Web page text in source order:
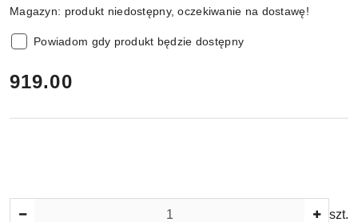
Magazyn: produkt niedostępny, oczekiwanie na dostawę!
Powiadom gdy produkt będzie dostępny
cena:
919.00
szt.